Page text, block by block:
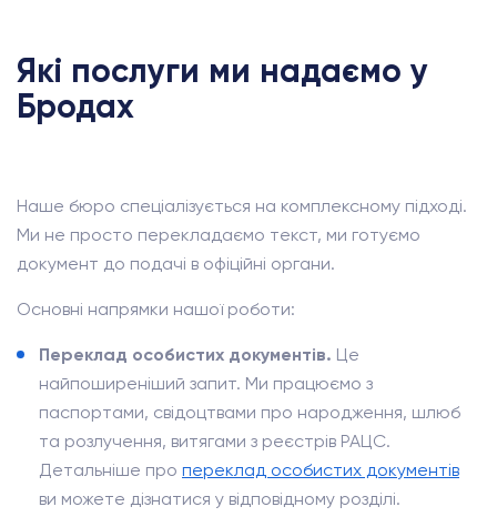
Які послуги ми надаємо у
Бродах
Наше бюро спеціалізується на комплексному підході.
Ми не просто перекладаємо текст, ми готуємо
документ до подачі в офіційні органи.
Основні напрямки нашої роботи:
Переклад особистих документів. Це
найпоширеніший запит. Ми працюємо з
паспортами, свідоцтвами про народження, шлюб
та розлучення, витягами з реєстрів РАЦС.
Детальніше про переклад особистих документів
ви можете дізнатися у відповідному розділі.